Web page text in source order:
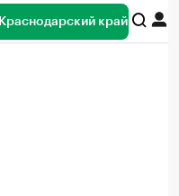
Краснодарский край